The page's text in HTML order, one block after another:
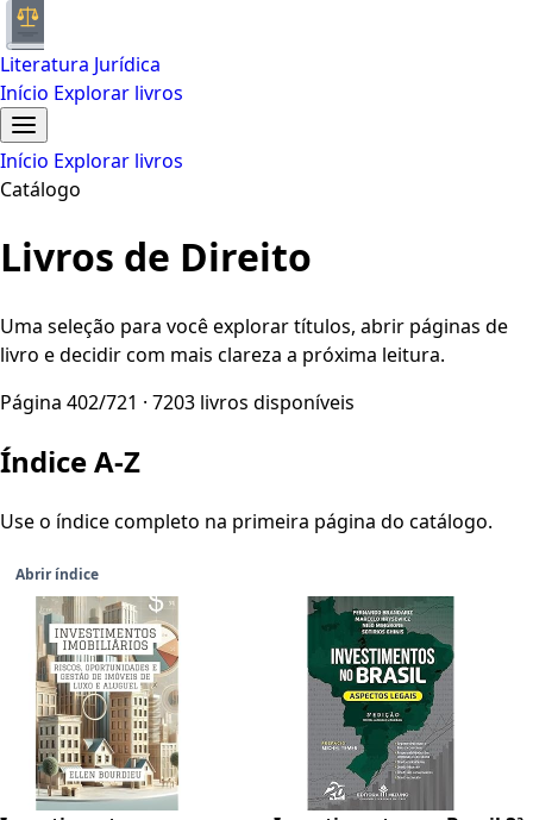
Literatura Jurídica
Início Explorar livros
Início Explorar livros
Catálogo
Livros de Direito
Uma seleção para você explorar títulos, abrir páginas de
livro e decidir com mais clareza a próxima leitura.
Página 402/721 · 7203 livros disponíveis
Índice A-Z
Use o índice completo na primeira página do catálogo.
Abrir índice